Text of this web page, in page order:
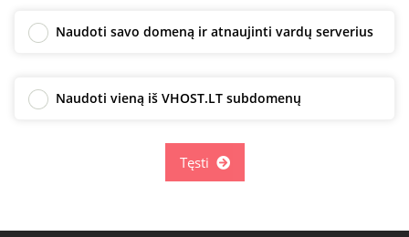
Naudoti savo domeną ir atnaujinti vardų serverius
Naudoti vieną iš VHOST.LT subdomenų